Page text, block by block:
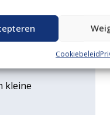
Cookiebeleid
kleine